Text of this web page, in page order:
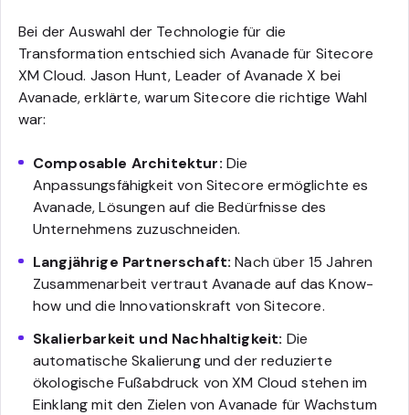
Bei der Auswahl der Technologie für die
Transformation entschied sich Avanade für Sitecore
XM Cloud. Jason Hunt, Leader of Avanade X bei
Avanade, erklärte, warum Sitecore die richtige Wahl
war:
Composable Architektur: Die
Anpassungsfähigkeit von Sitecore ermöglichte es
Avanade, Lösungen auf die Bedürfnisse des
Unternehmens zuzuschneiden.
Langjährige Partnerschaft: Nach über 15 Jahren
Zusammenarbeit vertraut Avanade auf das Know-
how und die Innovationskraft von Sitecore.
Skalierbarkeit und Nachhaltigkeit: Die
automatische Skalierung und der reduzierte
ökologische Fußabdruck von XM Cloud stehen im
Einklang mit den Zielen von Avanade für Wachstum